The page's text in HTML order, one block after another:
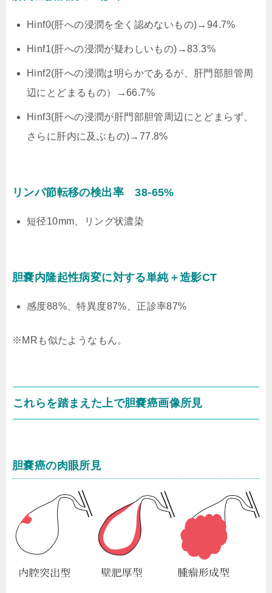
Hinf0(肝への浸潤を全く認めないもの)→94.7%
Hinf1(肝への浸潤が疑わしいもの)→83.3%
Hinf2(肝への浸潤は明らかであるが、肝門部胆管周
辺にとどまるもの）→66.7%
Hinf3(肝への浸潤が肝門部胆管周辺にとどまらず、
さらに肝内に及ぶもの)→77.8%
リンパ節転移の検出率 38-65%
短径10mm、リング状濃染
胆嚢内隆起性病変に対する単純＋造影CT
感度88%、特異度87%、正診率87%
※MRも似たようなもん。
これらを踏まえた上で胆嚢癌画像所見
胆嚢癌の肉眼所見